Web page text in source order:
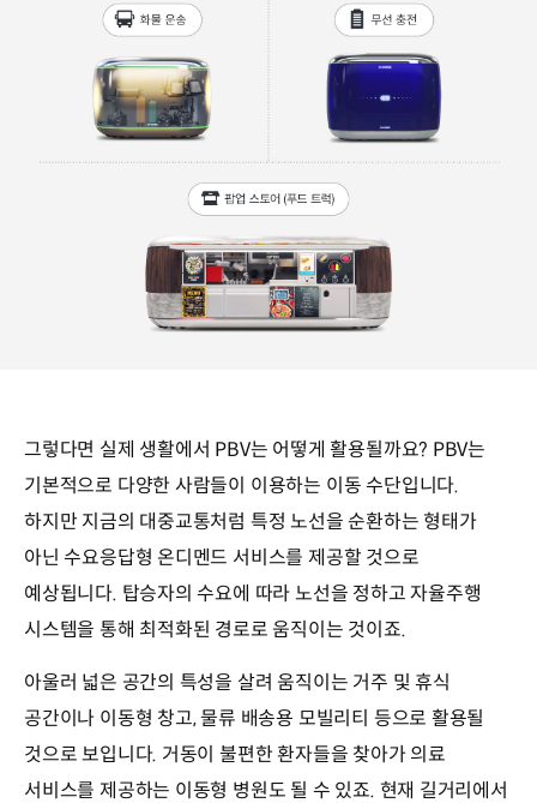
그렇다면 실제 생활에서 PBV는 어떻게 활용될까요? PBV는
기본적으로 다양한 사람들이 이용하는 이동 수단입니다.
하지만 지금의 대중교통처럼 특정 노선을 순환하는 형태가
아닌 수요응답형 온디멘드 서비스를 제공할 것으로
예상됩니다. 탑승자의 수요에 따라 노선을 정하고 자율주행
시스템을 통해 최적화된 경로로 움직이는 것이죠.
아울러 넓은 공간의 특성을 살려 움직이는 거주 및 휴식
공간이나 이동형 창고, 물류 배송용 모빌리티 등으로 활용될
것으로 보입니다. 거동이 불편한 환자들을 찾아가 의료
서비스를 제공하는 이동형 병원도 될 수 있죠. 현재 길거리에서